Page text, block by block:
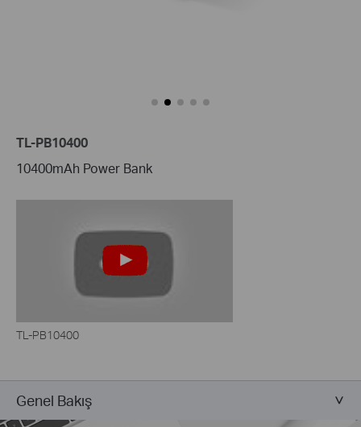
TL-PB10400
10400mAh Power Bank
TL-PB10400
Genel Bakış